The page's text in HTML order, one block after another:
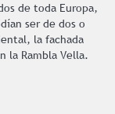
de toda Europa,
ser de dos o
la fachada
la Rambla Vella.